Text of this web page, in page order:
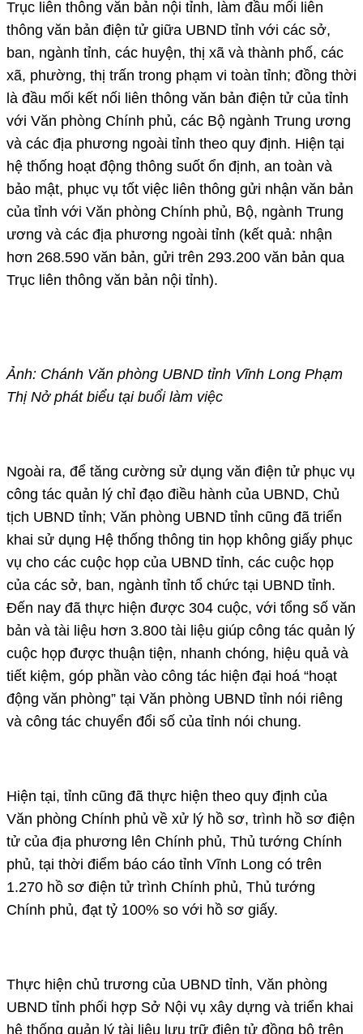
Trục liên thông văn bản nội tỉnh, làm đầu mối liên
thông văn bản điện tử giữa UBND tỉnh với các sở,
ban, ngành tỉnh, các huyện, thị xã và thành phố, các
xã, phường, thị trấn trong phạm vi toàn tỉnh; đồng thời
là đầu mối kết nối liên thông văn bản điện tử của tỉnh
với Văn phòng Chính phủ, các Bộ ngành Trung ương
và các địa phương ngoài tỉnh theo quy định. Hiện tại
hệ thống hoạt động thông suốt ổn định, an toàn và
bảo mật, phục vụ tốt việc liên thông gửi nhận văn bản
của tỉnh với Văn phòng Chính phủ, Bộ, ngành Trung
ương và các địa phương ngoài tỉnh (kết quả: nhận
hơn 268.590 văn bản, gửi trên 293.200 văn bản qua
Trục liên thông văn bản nội tỉnh).
Ảnh: Chánh Văn phòng UBND tỉnh Vĩnh Long Phạm
Thị Nở phát biểu tại buổi làm việc
Ngoài ra, để tăng cường sử dụng văn điện tử phục vụ
công tác quản lý chỉ đạo điều hành của UBND, Chủ
tịch UBND tỉnh; Văn phòng UBND tỉnh cũng đã triển
khai sử dụng Hệ thống thông tin họp không giấy phục
vụ cho các cuộc họp của UBND tỉnh, các cuộc họp
của các sở, ban, ngành tỉnh tổ chức tại UBND tỉnh.
Đến nay đã thực hiện được 304 cuộc, với tổng số văn
bản và tài liệu hơn 3.800 tài liệu giúp công tác quản lý
cuộc họp được thuận tiện, nhanh chóng, hiệu quả và
tiết kiệm, góp phần vào công tác hiện đại hoá “hoạt
động văn phòng” tại Văn phòng UBND tỉnh nói riêng
và công tác chuyển đổi số của tỉnh nói chung.
Hiện tại, tỉnh cũng đã thực hiện theo quy định của
Văn phòng Chính phủ về xử lý hồ sơ, trình hồ sơ điện
tử của địa phương lên Chính phủ, Thủ tướng Chính
phủ, tại thời điểm báo cáo tỉnh Vĩnh Long có trên
1.270 hồ sơ điện tử trình Chính phủ, Thủ tướng
Chính phủ, đạt tỷ 100% so với hồ sơ giấy.
Thực hiện chủ trương của UBND tỉnh, Văn phòng
UBND tỉnh phối hợp Sở Nội vụ xây dựng và triển khai
hệ thống quản lý tài liệu lưu trữ điện tử đồng bộ trên